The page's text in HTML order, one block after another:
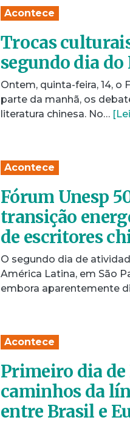
Acontece
Trocas
segundo dia do
Ontem, quinta-feira, 14, o
parte da manhã, os
literatura chinesa. No…
Acontece
Fórum Unesp
transição
de escritores
O segundo dia de
América Latina, em São
embora aparentemente
Acontece
Primeiro dia de
caminhos da
entre Brasil e